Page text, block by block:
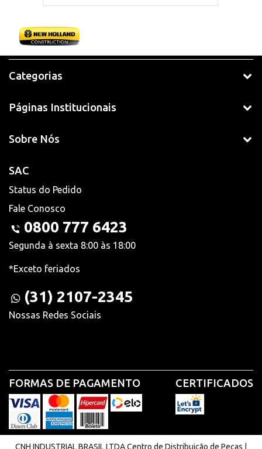
Categorias
Páginas Institucionais
Sobre Nós
SAC
Status do Pedido
Fale Conosco
0800 777 6423
Segunda à sexta 8:00 às 18:00
*Exceto feriados
(31) 2107-2345
Nossas Redes Sociais
FORMAS DE PAGAMENTO CERTIFICADOS
CNH INDUSTRIAL BRASIL LTDA Centro de Distribuição de Peças |